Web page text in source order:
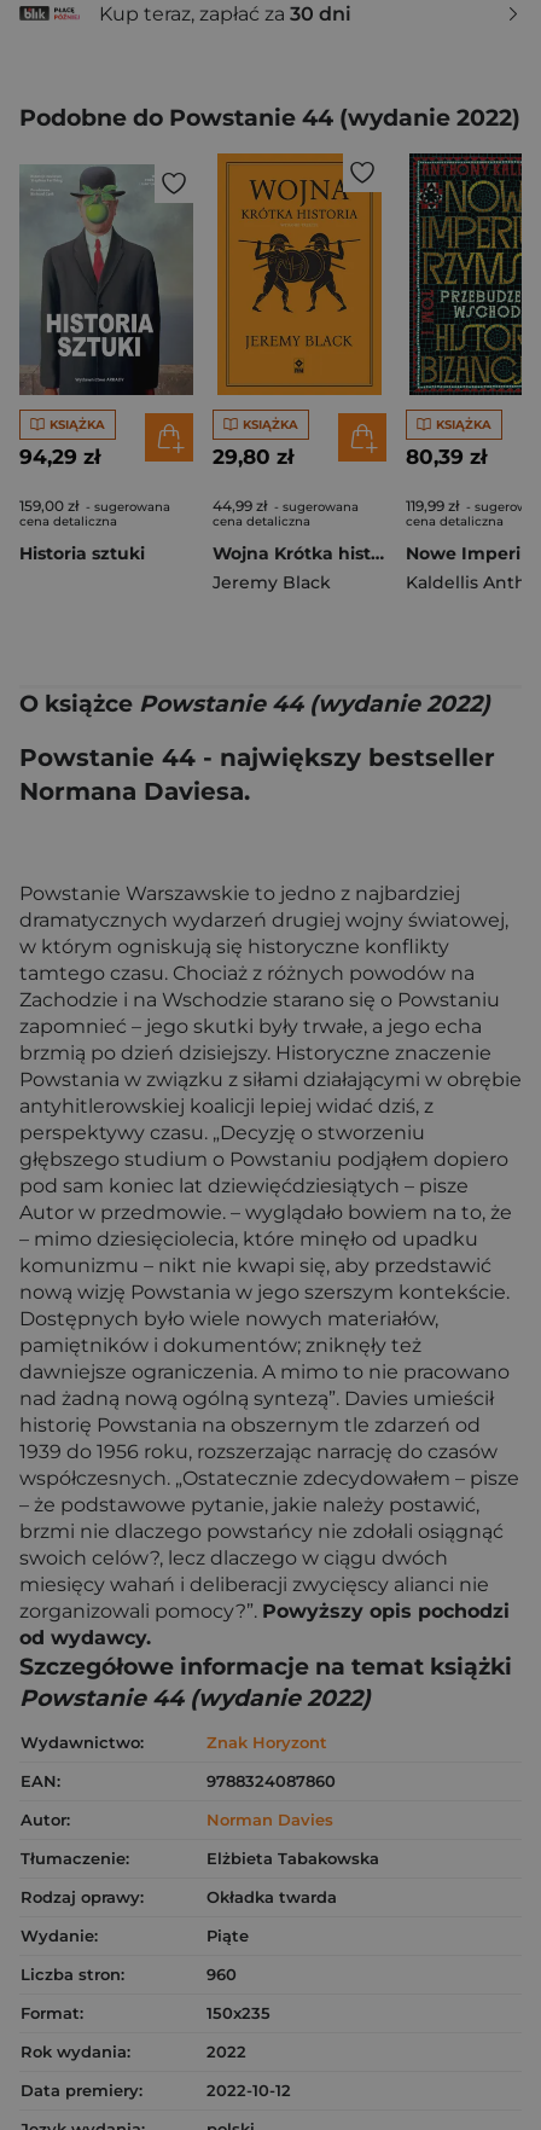
Kup teraz, zapłać za 30 dni
Podobne do Powstanie 44 (wydanie 2022)
KSIĄŻKA
94,29 zł
159,00 zł - sugerowana
cena detaliczna
Historia sztuki
KSIĄŻKA
29,80 zł
44,99 zł - sugerowana
cena detaliczna
Wojna Krótka historia wyd. 2026
Jeremy Black
KSIĄŻKA
80,39 zł
119,99 zł -
cena detaliczna
Kaldellis
O książce Powstanie 44 (wydanie 2022)
Powstanie 44 - największy bestseller
Normana Daviesa.
Powstanie Warszawskie to jedno z najbardziej
dramatycznych wydarzeń drugiej wojny światowej,
w którym ogniskują się historyczne konflikty
tamtego czasu. Chociaż z różnych powodów na
Zachodzie i na Wschodzie starano się o Powstaniu
zapomnieć – jego skutki były trwałe, a jego echa
brzmią po dzień dzisiejszy. Historyczne znaczenie
Powstania w związku z siłami działającymi w obrębie
antyhitlerowskiej koalicji lepiej widać dziś, z
perspektywy czasu. „Decyzję o stworzeniu
głębszego studium o Powstaniu podjąłem dopiero
pod sam koniec lat dziewięćdziesiątych – pisze
Autor w przedmowie. – wyglądało bowiem na to, że
– mimo dziesięciolecia, które minęło od upadku
komunizmu – nikt nie kwapi się, aby przedstawić
nową wizję Powstania w jego szerszym kontekście.
Dostępnych było wiele nowych materiałów,
pamiętników i dokumentów; zniknęły też
dawniejsze ograniczenia. A mimo to nie pracowano
nad żadną nową ogólną syntezą”. Davies umieścił
historię Powstania na obszernym tle zdarzeń od
1939 do 1956 roku, rozszerzając narrację do czasów
współczesnych. „Ostatecznie zdecydowałem – pisze
– że podstawowe pytanie, jakie należy postawić,
brzmi nie dlaczego powstańcy nie zdołali osiągnąć
swoich celów?, lecz dlaczego w ciągu dwóch
miesięcy wahań i deliberacji zwycięscy alianci nie
zorganizowali pomocy?”. Powyższy opis pochodzi
od wydawcy.
Szczegółowe informacje na temat książki
Powstanie 44 (wydanie 2022)
Wydawnictwo:
Znak Horyzont
EAN:
9788324087860
Autor:
Norman Davies
Tłumaczenie:
Elżbieta Tabakowska
Rodzaj oprawy:
Okładka twarda
Wydanie:
Piąte
Liczba stron:
960
Format:
150x235
Rok wydania:
2022
Data premiery:
2022-10-12